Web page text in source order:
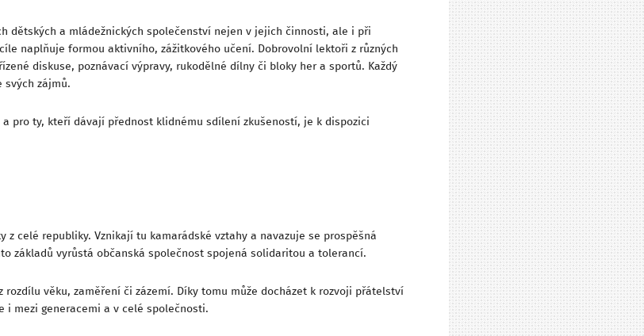
dětských a mládežnických společenství nejen v jejich činnosti, ale i při
naplňuje formou aktivního, zážitkového učení. Dobrovolní lektoři z různých
diskuse, poznávací výpravy, rukodělné dílny či bloky her a sportů. Každý
svých zájmů.
pro ty, kteří dávají přednost klidnému sdílení zkušeností, je k dispozici
z celé republiky. Vznikají tu kamarádské vztahy a navazuje se prospěšná
základů vyrůstá občanská společnost spojená solidaritou a tolerancí.
rozdílu věku, zaměření či zázemí. Díky tomu může docházet k rozvoji přátelství
mezi generacemi a v celé společnosti.